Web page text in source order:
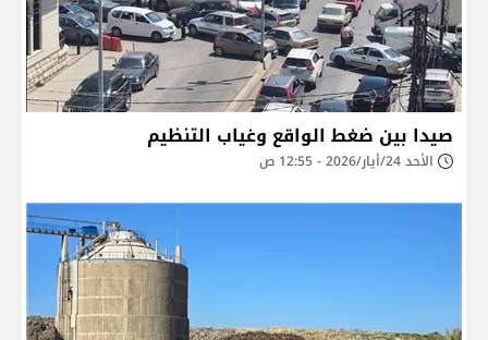
صيدا بين ضغط الواقع وغياب التنظيم
الأحد 24/أيار/2026 - 12:55 ص